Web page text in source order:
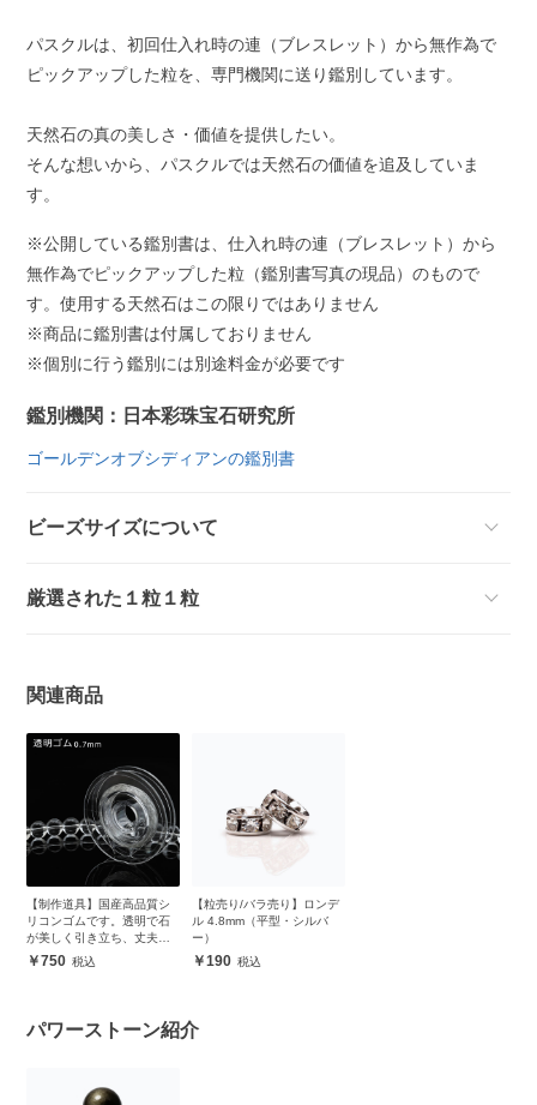
パスクルは、初回仕入れ時の連（ブレスレット）から無作為で
ピックアップした粒を、専門機関に送り鑑別しています。
天然石の真の美しさ・価値を提供したい。
そんな想いから、パスクルでは天然石の価値を追及していま
す。
※公開している鑑別書は、仕入れ時の連（ブレスレット）から
無作為でピックアップした粒（鑑別書写真の現品）のもので
す。使用する天然石はこの限りではありません
※商品に鑑別書は付属しておりません
※個別に行う鑑別には別途料金が必要です
鑑別機関：日本彩珠宝石研究所
ゴールデンオブシディアンの鑑別書
ビーズサイズについて
厳選された１粒１粒
関連商品
【制作道具】国産高品質シ
リコンゴムです。透明で石
が美しく引き立ち、丈夫で
安心750
【粒売り/バラ売り】ロンデ
ル 4.8mm（平型・シルバ
ー）
190
パワーストーン紹介